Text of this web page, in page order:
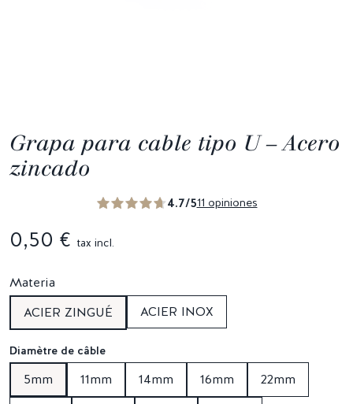
Grapa para cable tipo U – Acero
zincado
4.7/511 opiniones
0,50 € tax incl.
Materia
ACIER ZINGUÉ
ACIER INOX
Diamètre de câble
5mm 11mm 14mm 16mm 22mm